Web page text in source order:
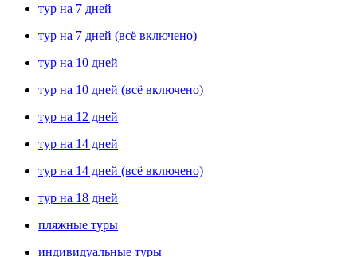
тур на 7 дней
тур на 7 дней (всё включено)
тур на 10 дней
тур на 10 дней (всё включено)
тур на 12 дней
тур на 14 дней
тур на 14 дней (всё включено)
тур на 18 дней
пляжные туры
индивидуальные туры